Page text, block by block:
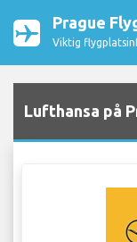
Prague
Viktig
Lufthansa på